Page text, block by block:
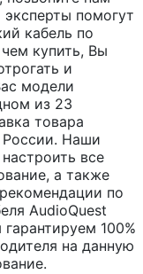
помогут
кабель по
купить, Вы
и
модели
из 23
товара
России. Наши
все
а также
по
AudioQuest
100%
на данную